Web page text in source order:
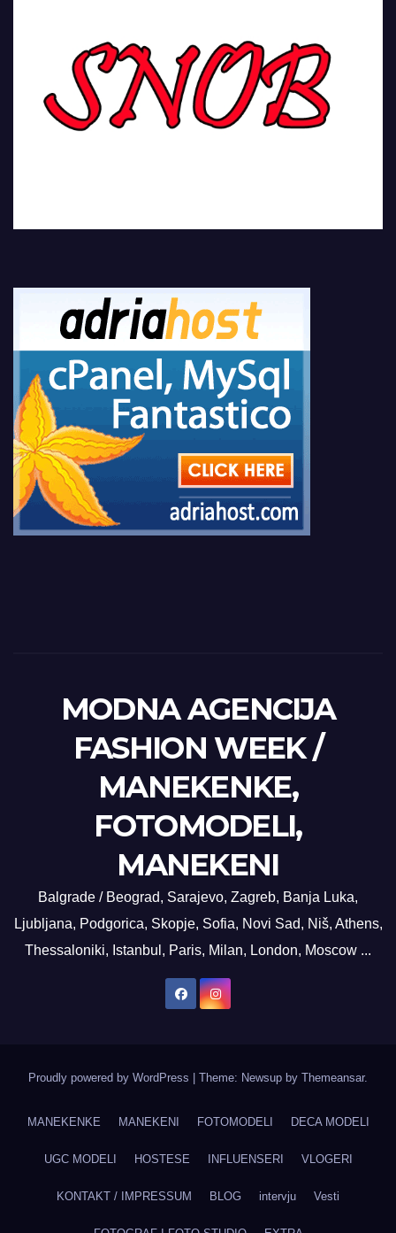
MODNA AGENCIJA
FASHION WEEK /
MANEKENKE,
FOTOMODELI,
MANEKENI
Balgrade / Beograd, Sarajevo, Zagreb, Banja Luka,
Ljubljana, Podgorica, Skopje, Sofia, Novi Sad, Niš, Athens,
Thessaloniki, Istanbul, Paris, Milan, London, Moscow ...
Proudly powered by WordPress Theme: Newsup by Themeansar.
MANEKENKE MANEKENI FOTOMODELI DECA MODELI
UGC MODELI HOSTESE INFLUENSERI VLOGERI
KONTAKT / IMPRESSUM BLOG intervju Vesti